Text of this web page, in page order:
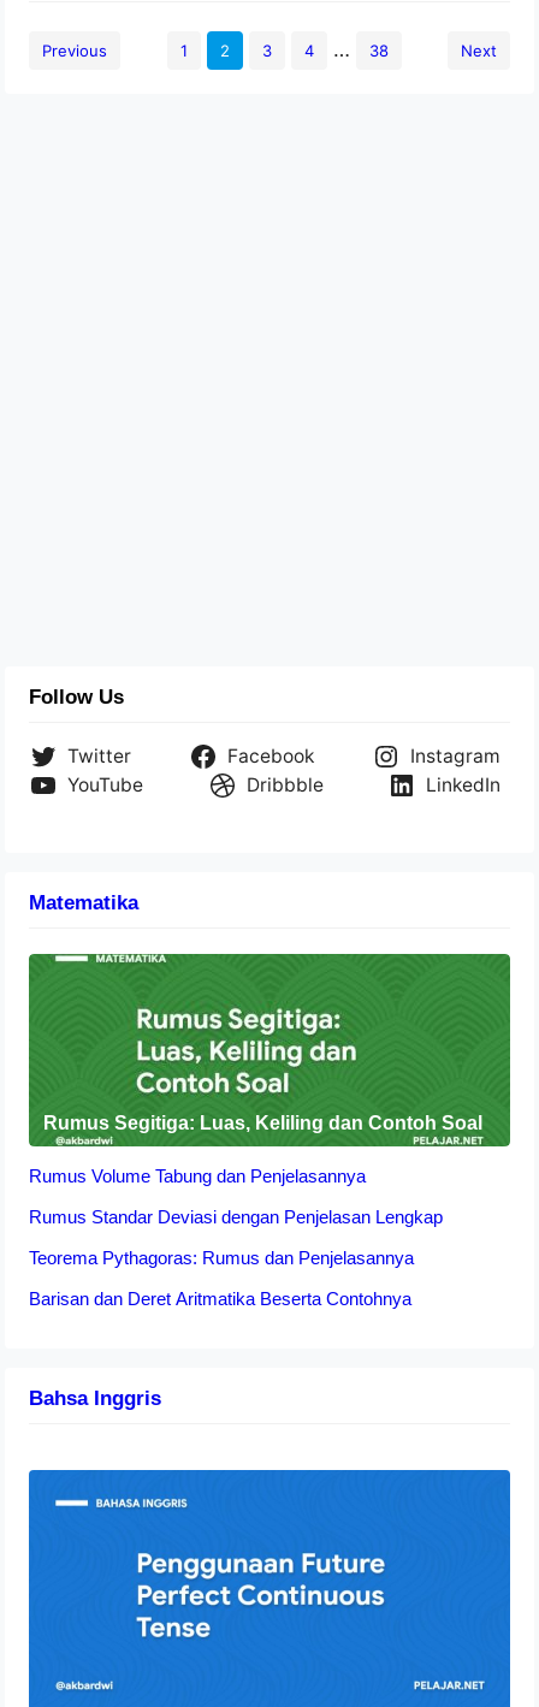
Previous 1 2 3 4 … 38 Next
Follow Us
Twitter Facebook
Instagram
YouTube
Dribbble LinkedIn
Matematika
Rumus Segitiga: Luas, Keliling dan Contoh Soal
Rumus Volume Tabung dan Penjelasannya
Rumus Standar Deviasi dengan Penjelasan Lengkap
Teorema Pythagoras: Rumus dan Penjelasannya
Barisan dan Deret Aritmatika Beserta Contohnya
Bahsa Inggris